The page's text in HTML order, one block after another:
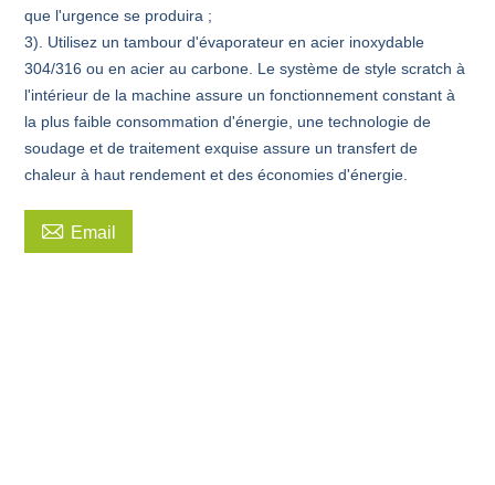
que l'urgence se produira ;
3). Utilisez un tambour d'évaporateur en acier inoxydable
304/316 ou en acier au carbone. Le système de style scratch à
l'intérieur de la machine assure un fonctionnement constant à
la plus faible consommation d'énergie, une technologie de
soudage et de traitement exquise assure un transfert de
chaleur à haut rendement et des économies d'énergie.
 Email